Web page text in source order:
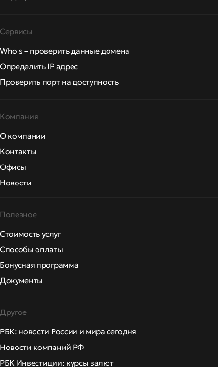
Сервисы
Whois – проверить данные домена
Определить IP адрес
Проверить порт на доступность
Компания
О компании
Контакты
Офисы
Новости
Полезное
Стоимость услуг
Способы оплаты
Бонусная программа
Документы
Другое
РБК: новости России и мира сегодня
Новости компаний РФ
РБК Инвестиции: курсы валют